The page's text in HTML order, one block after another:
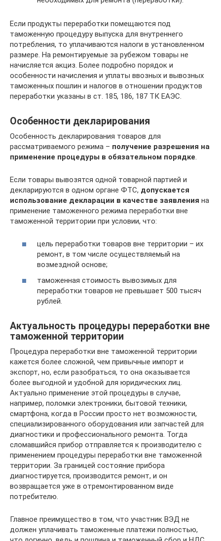
Если продукты переработки помещаются под
таможенную процедуру выпуска для внутреннего
потребления, то уплачиваются налоги в установленном
размере. На ремонтируемые за рубежом товары не
начисляется акциз. Более подробно порядок и
особенности начисления и уплаты ввозных и вывозных
таможенных пошлин и налогов в отношении продуктов
переработки указаны в ст. 185, 186, 187 ТК ЕАЭС.
Особенности декларирования
Особенность декларирования товаров для
рассматриваемого режима – получение разрешения на
применение процедуры в обязательном порядке.
Если товары вывозятся одной товарной партией и
декларируются в одном органе ФТС, допускается
использование декларации в качестве заявления на
применение таможенного режима переработки вне
таможенной территории при условии, что:
цель переработки товаров вне территории – их
ремонт, в том числе осуществляемый на
возмездной основе;
таможенная стоимость вывозимых для
переработки товаров не превышает 500 тысяч
рублей.
Актуальность процедуры переработки вне
таможенной территории
Процедура переработки вне таможенной территории
кажется более сложной, чем привычные импорт и
экспорт, но, если разобраться, то она оказывается
более выгодной и удобной для юридических лиц.
Актуально применение этой процедуры в случае,
например, поломки электроники, бытовой техники,
смартфона, когда в России просто нет возможности,
специализированного оборудования или запчастей для
диагностики и профессионального ремонта. Тогда
сломавшийся прибор отправляется к производителю с
применением процедуры переработки вне таможенной
территории. За границей состояние прибора
диагностируется, производится ремонт, и он
возвращается уже в отремонтированном виде
потребителю.
Главное преимущество в том, что участник ВЭД не
должен уплачивать таможенные платежи полностью,